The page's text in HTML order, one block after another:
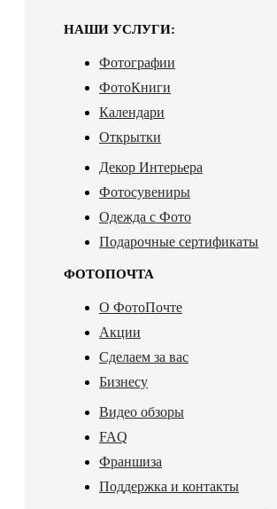
НАШИ УСЛУГИ:
Фотографии
ФотоКниги
Календари
Открытки
Декор Интерьера
Фотосувениры
Одежда с Фото
Подарочные сертификаты
ФОТОПОЧТА
О ФотоПочте
Акции
Сделаем за вас
Бизнесу
Видео обзоры
FAQ
Франшиза
Поддержка и контакты